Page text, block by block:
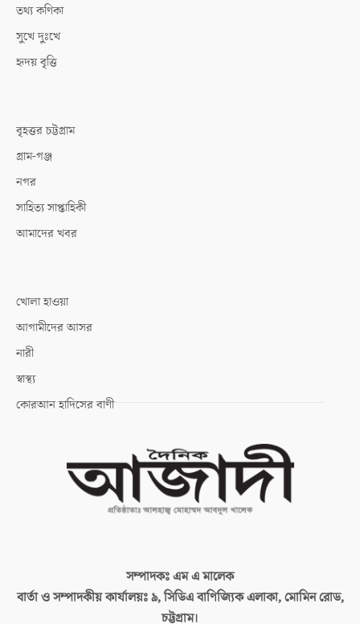
তথ্য কণিকা
সুখে দুঃখে
হৃদয় বৃত্তি
বৃহত্তর চট্টগ্রাম
গ্রাম-গঞ্জ
নগর
সাহিত্য সাপ্তাহিকী
আমাদের খবর
খোলা হাওয়া
আগামীদের আসর
নারী
স্বাস্থ্য
কোরআন হাদিসের বাণী
সম্পাদকঃএম এ মালেক
বার্তা ও সম্পাদকীয় কার্যালয়ঃ৯, সিডিএ বাণিজ্যিক এলাকা, মোমিন রোড,
চট্টগ্রাম।